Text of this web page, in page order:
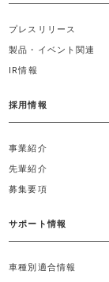
プレスリリース
製品・イベント関連
IR情報
採用情報
事業紹介
先輩紹介
募集要項
サポート情報
車種別適合情報